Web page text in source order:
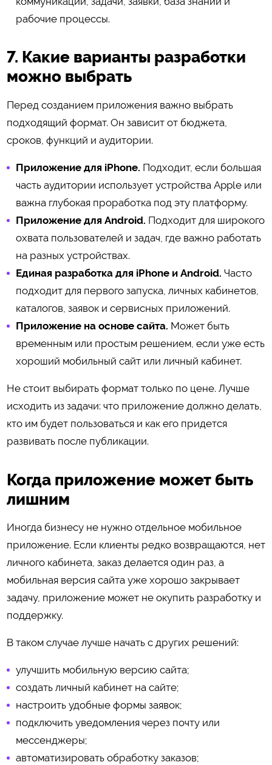
рабочие процессы.
7. Какие варианты разработки
можно выбрать
Перед созданием приложения важно выбрать
подходящий формат. Он зависит от бюджета,
сроков, функций и аудитории.
Приложение для iPhone. Подходит, если большая
часть аудитории использует устройства Apple или
важна глубокая проработка под эту платформу.
Приложение для Android. Подходит для широкого
охвата пользователей и задач, где важно работать
на разных устройствах.
Единая разработка для iPhone и Android. Часто
подходит для первого запуска, личных кабинетов,
каталогов, заявок и сервисных приложений.
Приложение на основе сайта. Может быть
временным или простым решением, если уже есть
хороший мобильный сайт или личный кабинет.
Не стоит выбирать формат только по цене. Лучше
исходить из задачи: что приложение должно делать,
кто им будет пользоваться и как его придется
развивать после публикации.
Когда приложение может быть
лишним
Иногда бизнесу не нужно отдельное мобильное
приложение. Если клиенты редко возвращаются, нет
личного кабинета, заказ делается один раз, а
мобильная версия сайта уже хорошо закрывает
задачу, приложение может не окупить разработку и
поддержку.
В таком случае лучше начать с других решений:
улучшить мобильную версию сайта;
создать личный кабинет на сайте;
настроить удобные формы заявок;
подключить уведомления через почту или
мессенджеры;
автоматизировать обработку заказов;